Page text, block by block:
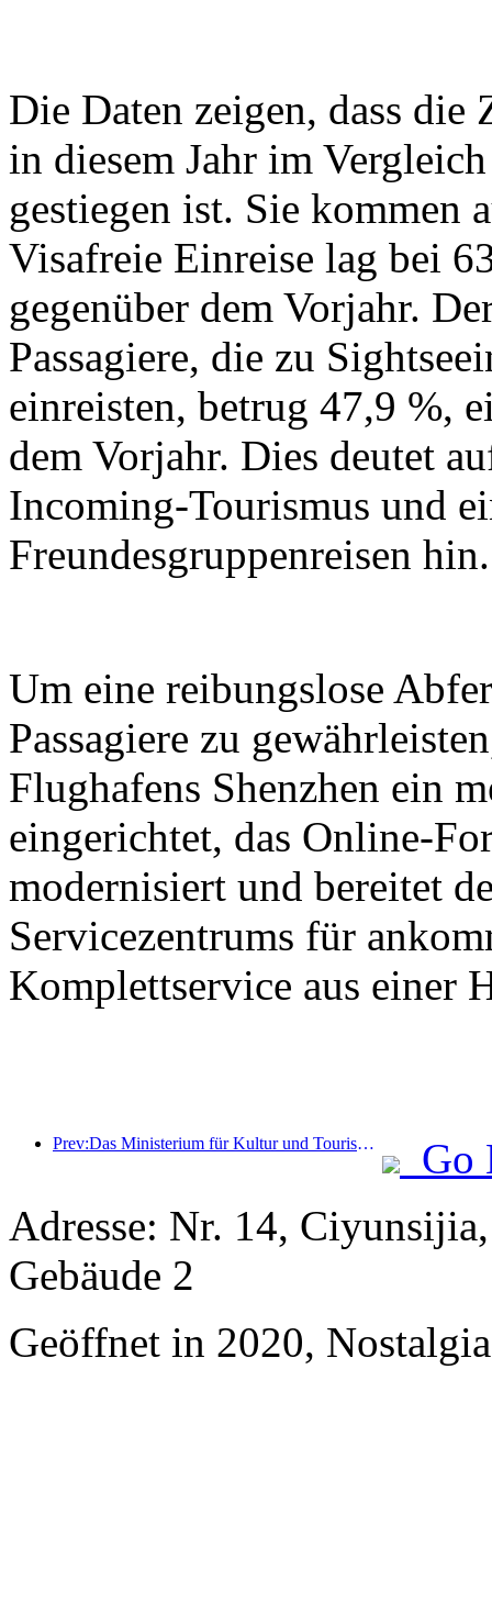
Die Daten zeigen, dass die
in diesem Jahr im
gestiegen ist. Sie kommen
Visafreie Einreise lag bei
gegenüber dem Vorjahr.
Passagiere, die zu
einreisten, betrug 47,9 %,
dem Vorjahr. Dies deutet
Incoming-Tourismus und
Freundesgruppenreisen hin.
Um eine reibungslose
Passagiere zu
Flughafens Shenzhen ein
eingerichtet, das Online-
modernisiert und bereitet
Servicezentrums für
Komplettservice aus einer
Prev:Das Ministerium für Kultur und Tourismus berichtete, dass im Jahr 2025 16.994 Sehenswürdigkeiten der Kategorie A 7,51 Milliarden Besucher empfangen und Tourismuseinnahmen in Höhe von 554,49 Milliarden Yuan generiert haben.
Go
Adresse: Nr. 14,
Gebäude 2
Geöffnet in 2020,